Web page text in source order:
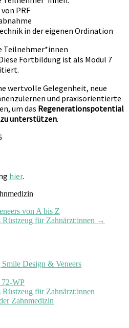
PRF
in der eigenen Ordination
Teilnehmer*innen
Fortbildung ist als Modul 7
wertvolle Gelegenheit, neue
und praxisorientierte
um das Regenerationspotential
unterstützen.
hier.
von A bis Z
für Zahnärzt:innen →
Design & Veneers
WP
für Zahnärzt:innen
Zahnmedizin